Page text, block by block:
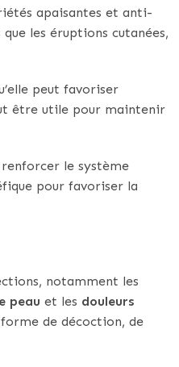
apaisantes et anti-
les éruptions cutanées,
peut favoriser
être utile pour maintenir
le système
pour favoriser la
notamment les
peau et les douleurs
de décoction, de